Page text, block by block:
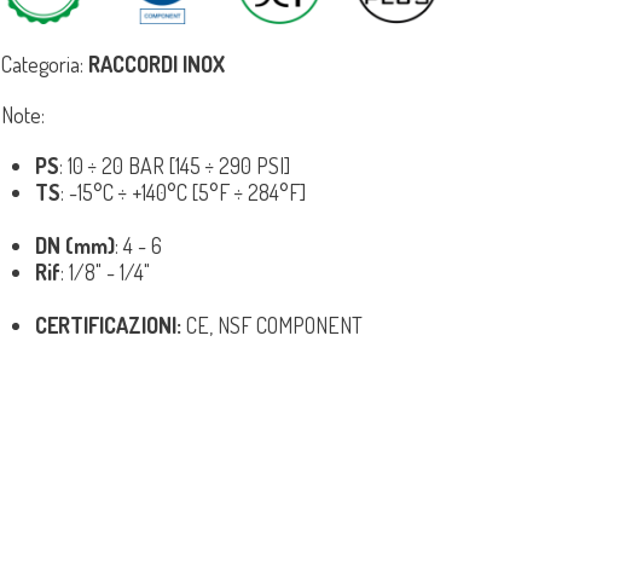
Categoria: RACCORDI INOX
Note:
PS: 10 ÷ 20 BAR [145 ÷ 290 PSI]
TS: -15°C ÷ +140°C [5°F ÷ 284°F]
DN (mm): 4 - 6
Rif: 1/8" - 1/4"
CERTIFICAZIONI:CE, NSF COMPONENT